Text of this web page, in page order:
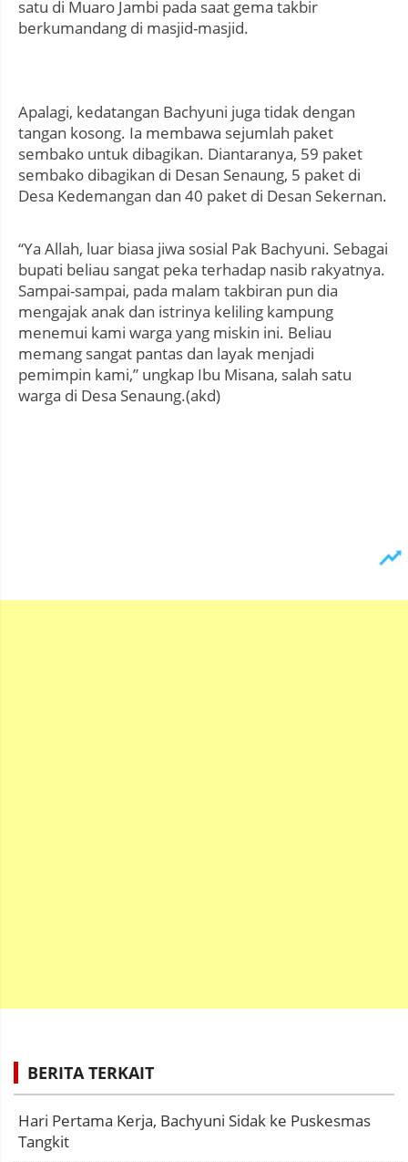
satu di Muaro Jambi pada saat gema takbir
berkumandang di masjid-masjid.
Apalagi, kedatangan Bachyuni juga tidak dengan
tangan kosong. Ia membawa sejumlah paket
sembako untuk dibagikan. Diantaranya, 59 paket
sembako dibagikan di Desan Senaung, 5 paket di
Desa Kedemangan dan 40 paket di Desan Sekernan.
“Ya Allah, luar biasa jiwa sosial Pak Bachyuni. Sebagai
bupati beliau sangat peka terhadap nasib rakyatnya.
Sampai-sampai, pada malam takbiran pun dia
mengajak anak dan istrinya keliling kampung
menemui kami warga yang miskin ini. Beliau
memang sangat pantas dan layak menjadi
pemimpin kami,” ungkap Ibu Misana, salah satu
warga di Desa Senaung.(akd)
BERITA TERKAIT
Hari Pertama Kerja, Bachyuni Sidak ke Puskesmas
Tangkit